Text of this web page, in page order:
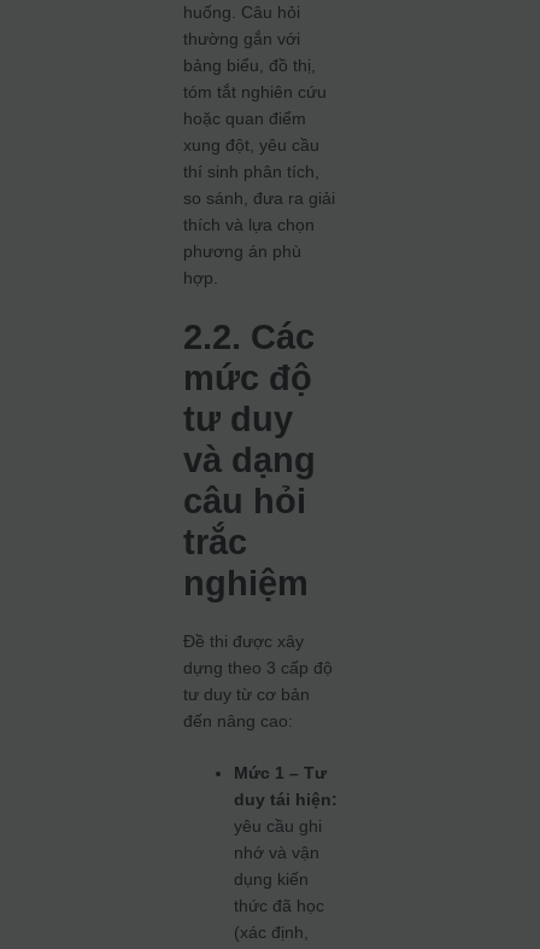
huống. Câu hỏi
thường gắn với
bảng biểu, đồ thị,
tóm tắt nghiên cứu
hoặc quan điểm
xung đột, yêu cầu
thí sinh phân tích,
so sánh, đưa ra giải
thích và lựa chọn
phương án phù
hợp.
2.2. Các
mức độ
tư duy
và dạng
câu hỏi
trắc
nghiệm
Đề thi được xây
dựng theo 3 cấp độ
tư duy từ cơ bản
đến nâng cao:
Mức 1 – Tư
duy tái hiện:
yêu cầu ghi
nhớ và vận
dụng kiến
thức đã học
(xác định,